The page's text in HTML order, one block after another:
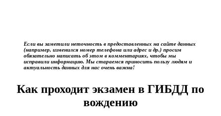
Если вы заметили неточность в предоставленных на сайте данных
(например, изменился номер телефона или адрес и др.) просим
обязательно написать об этом в комментариях, чтобы мы
исправили информацию. Мы стараемся приносить пользу людям и
актуальность данных для нас очень важна!
Как проходит экзамен в ГИБДД по
вождению